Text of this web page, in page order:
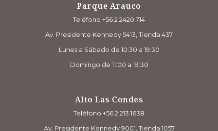
Parque Arauco
Teléfono +56 2 2420 714
Av. Presidente Kennedy 5413, Tienda 437
Lunes a Sábado de 10:30 a 19:30
Domingo de 11:00 a 19:30
Alto Las Condes
Teléfono +56 2 213 1638
Av. Presidente Kennedy 9001, Tienda 1057